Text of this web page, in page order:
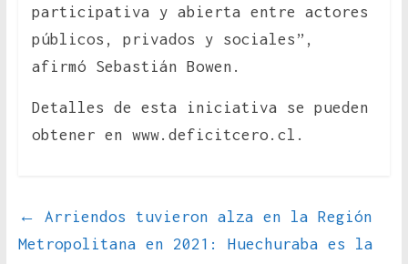
participativa y abierta entre actores
públicos, privados y sociales”,
afirmó Sebastián Bowen.
Detalles de esta iniciativa se pueden
obtener en www.deficitcero.cl.
←
Arriendos tuvieron alza en la Región
Metropolitana en 2021: Huechuraba es la